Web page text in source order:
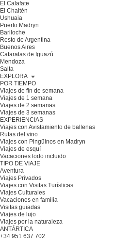
El Calafate
El Chaltén
Ushuaia
Puerto Madryn
Bariloche
Resto de Argentina
Buenos Aires
Cataratas de Iguazú
Mendoza
Salta
EXPLORA
POR TIEMPO
Viajes de fin de semana
Viajes de 1 semana
Viajes de 2 semanas
Viajes de 3 semanas
EXPERIENCIAS
Viajes con Avistamiento de ballenas
Rutas del vino
Viajes con Pingüinos en Madryn
Viajes de esquí
Vacaciones todo incluido
TIPO DE VIAJE
Aventura
Viajes Privados
Viajes con Visitas Turísticas
Viajes Culturales
Vacaciones en familia
Visitas guiadas
Viajes de lujo
Viajes por la naturaleza
ANTÁRTICA
+34 951 637 702